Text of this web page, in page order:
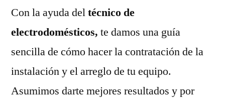
Con la ayuda deltécnico de
electrodomésticos, te damos una guía
sencilla de cómo hacer la contratación de la
instalación y el arreglo de tu equipo.
Asumimos darte mejores resultados y por